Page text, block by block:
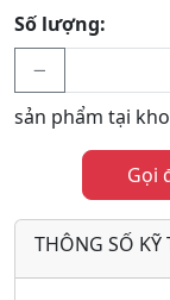
Số lượng:
sản phẩm tại kho
Gọi
THÔNG SỐ KỸ